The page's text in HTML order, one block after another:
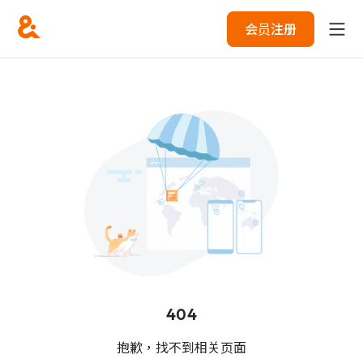
会员注册
404
抱歉，找不到相关页面